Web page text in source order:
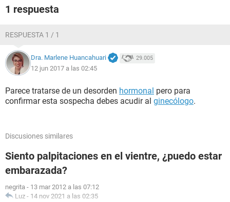
1 respuesta
RESPUESTA 1 / 1
Dra. Marlene Huancahuari 29.005
12 jun 2017 a las 02:45
Parece tratarse de un desorden hormonal pero para
confirmar esta sospecha debes acudir al ginecólogo.
Discusiones similares
Siento palpitaciones en el vientre, ¿puedo estar
embarazada?
negrita - 13 mar 2012 a las 07:12
Luz - 14 nov 2021 a las 02:35